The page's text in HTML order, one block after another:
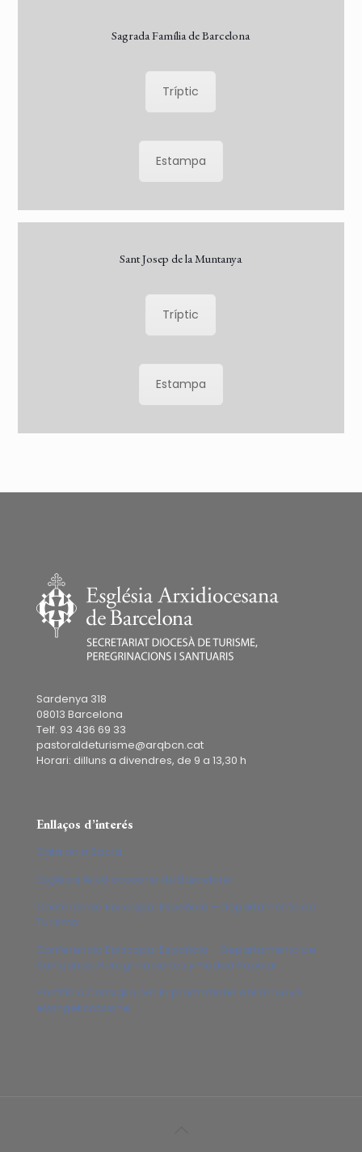
Sagrada Família de Barcelona
Tríptic
Estampa
Sant Josep de la Muntanya
Tríptic
Estampa
Sardenya 318
08013 Barcelona
Telf. 93 436 69 33
pastoraldeturisme@arqbcn.cat
Horari: dilluns a divendres, de 9 a 13,30 h
Enllaços d’interés
Catalonia Sacra
Església Arxidiocesana de Barcelona
Conferencia Episcopal Española – Departamento de
Turismo
Conferencia Episcopal Española – Departamento de
Santuarios, Peregrinaciones y Piedad Popular
Pontificio Consiglio per la promozione della nuova
evangelizzazione